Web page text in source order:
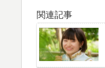
関連記事